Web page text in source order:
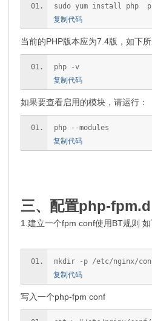
sudo yum install php
复制代码
当前的PHP版本应为7.4版，如下所
php -v
复制代码
如果要查看启用的模块，请运行：
php --modules
复制代码
三、配置php-fpm.d
1.建立一个fpm conf使用BT规则
mkdir -p /etc/nginx/
复制代码
写入一个php-fpm conf